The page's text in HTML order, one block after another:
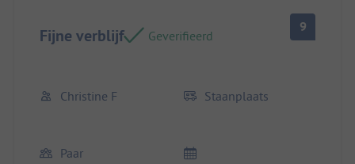
Fijne verblijf Geverifieerd
9
Christine F Staanplaats
Paar